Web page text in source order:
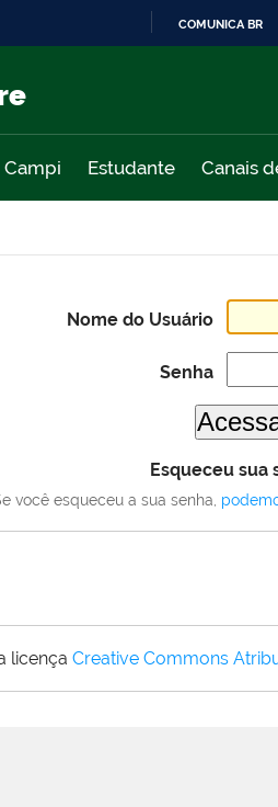
COMUNICA BR
Campi Estudante Canais
Nome do Usuário
Senha
Esqueceu sua
você esqueceu a sua senha,
licença Creative Commons